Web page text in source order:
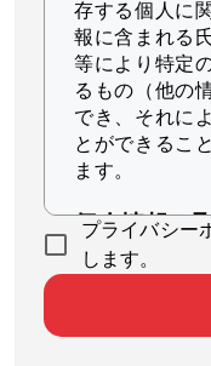
存する個人に
報に含まれる
等により特定
るもの（他の
でき、それに
とができるこ
ます。
個人情報の
当社は、適法
情報を取得し
個人情報の
プライバシー
します。